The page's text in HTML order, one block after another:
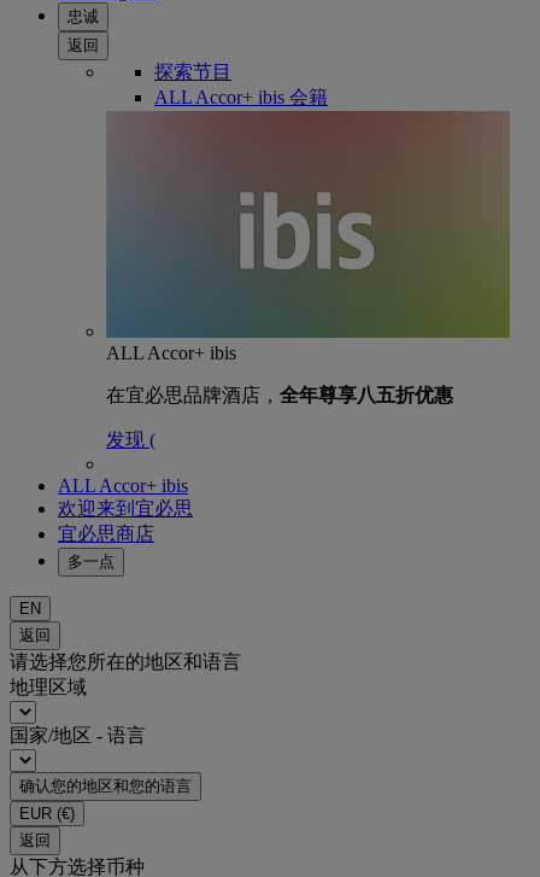
忠诚
返回
探索节目
ALL Accor+ ibis 会籍
ALL Accor+ ibis
在宜必思品牌酒店， 全年尊享八五折优惠
发现 (
ALL Accor+ ibis
欢迎来到宜必思
宜必思商店
多一点
EN
返回
请选择您所在的地区和语言
地理区域
国家/地区 - 语言
确认您的地区和您的语言
EUR (€)
返回
从下方选择币种